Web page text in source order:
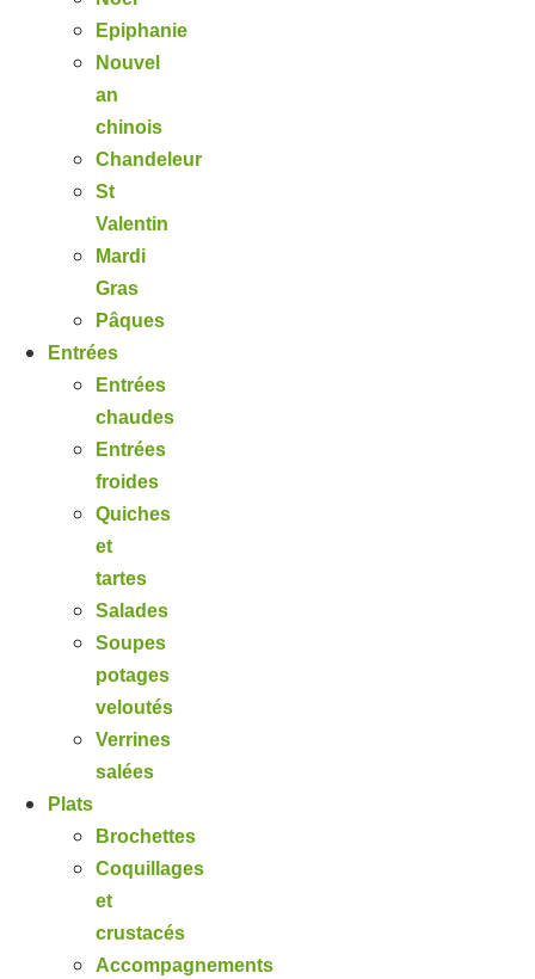
Epiphanie
Nouvel
an
chinois
Chandeleur
St
Valentin
Mardi
Gras
Pâques
Entrées
Entrées
chaudes
Entrées
froides
Quiches
et
tartes
Salades
Soupes
potages
veloutés
Verrines
salées
Plats
Brochettes
Coquillages
et
crustacés
Accompagnements